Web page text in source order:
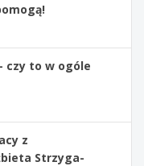
czy to w ogóle
z
Strzyga-